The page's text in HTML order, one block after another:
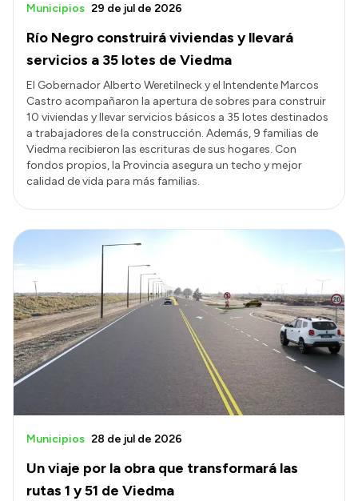
Río Negro construirá viviendas y llevará
servicios a 35 lotes de Viedma
Municipios 29 de jul de 2026
El Gobernador Alberto Weretilneck y el Intendente Marcos
Castro acompañaron la apertura de sobres para construir
10 viviendas y llevar servicios básicos a 35 lotes destinados
a trabajadores de la construcción. Además, 9 familias de
Viedma recibieron las escrituras de sus hogares. Con
fondos propios, la Provincia asegura un techo y mejor
calidad de vida para más familias.
Un viaje por la obra que transformará las
rutas 1 y 51 de Viedma
Municipios 28 de jul de 2026